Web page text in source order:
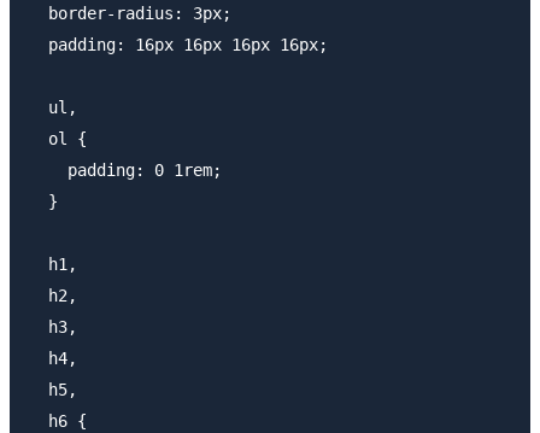
  border-radius: 3px;
  padding: 16px 16px 16px 16px;
  ul,
  ol {
    padding: 0 1rem;
  }
  h1,
  h2,
  h3,
  h4,
  h5,
  h6 {